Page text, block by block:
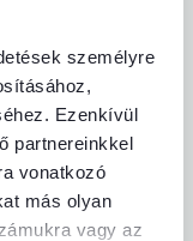
személyre
Ezenkívül
partnereinkkel
vonatkozó
más olyan
vagy az